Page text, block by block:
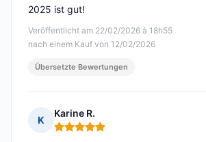
Veröffentlicht am 22/02/2026 à 18h55
nach einem Kauf von 12/02/2026
2025 ist gut!
Übersetzte Bewertungen
K
Karine R.
Hinweis: 5 von 5